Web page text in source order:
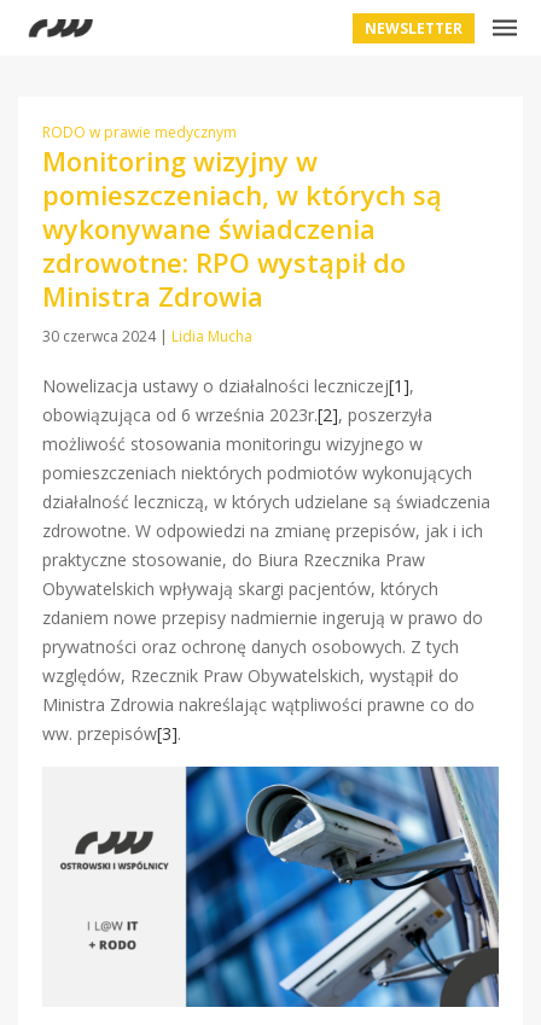
NEWSLETTER
RODO w prawie medycznym
Monitoring wizyjny w
pomieszczeniach, w których są
wykonywane świadczenia
zdrowotne: RPO wystąpił do
Ministra Zdrowia
30 czerwca 2024 | Lidia Mucha
Nowelizacja ustawy o działalności leczniczej[1],
obowiązująca od 6 września 2023r.[2], poszerzyła
możliwość stosowania monitoringu wizyjnego w
pomieszczeniach niektórych podmiotów wykonujących
działalność leczniczą, w których udzielane są świadczenia
zdrowotne. W odpowiedzi na zmianę przepisów, jak i ich
praktyczne stosowanie, do Biura Rzecznika Praw
Obywatelskich wpływają skargi pacjentów, których
zdaniem nowe przepisy nadmiernie ingerują w prawo do
prywatności oraz ochronę danych osobowych. Z tych
względów, Rzecznik Praw Obywatelskich, wystąpił do
Ministra Zdrowia nakreślając wątpliwości prawne co do
ww. przepisów[3].